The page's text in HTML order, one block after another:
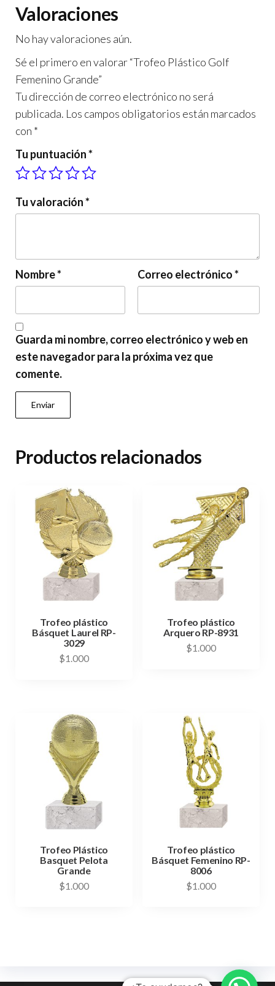
Valoraciones
No hay valoraciones aún.
Sé el primero en valorar “Trofeo Plástico Golf
Femenino Grande”
Tu dirección de correo electrónico no será
publicada. Los campos obligatorios están marcados
con *
Tu puntuación*
Tu valoración*
Nombre* Correo electrónico*
Guarda mi nombre, correo electrónico y web en
este navegador para la próxima vez que
comente.
Productos relacionados
Trofeo plástico
Básquet Laurel RP-
3029
$1.000
Trofeo plástico
Arquero RP-8931
$1.000
Trofeo Plástico
Basquet Pelota
Grande
$1.000
Trofeo plástico
Básquet Femenino RP-
8006
$1.000